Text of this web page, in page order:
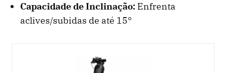
Capacidade de Inclinação: Enfrenta
aclives/subidas de até 15°